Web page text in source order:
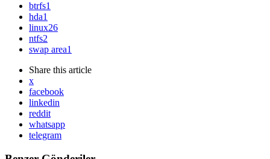
btrfs1
hda1
linux26
ntfs2
swap area1
Share this article
x
facebook
linkedin
reddit
whatsapp
telegram